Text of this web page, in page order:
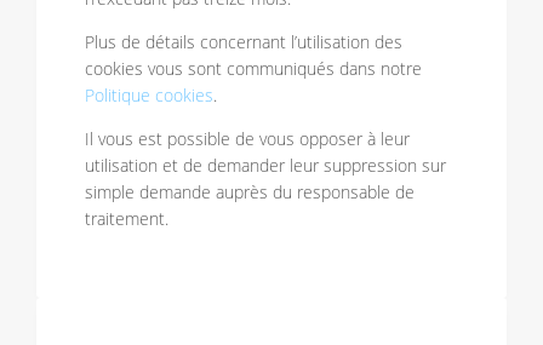
Plus de détails concernant l’utilisation des
cookies vous sont communiqués dans notre
Politique cookies.
Il vous est possible de vous opposer à leur
utilisation et de demander leur suppression sur
simple demande auprès du responsable de
traitement.